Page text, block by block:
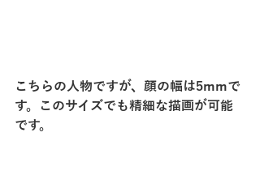
こちらの人物ですが、顔の幅は5mmで
す。このサイズでも精細な描画が可能
です。